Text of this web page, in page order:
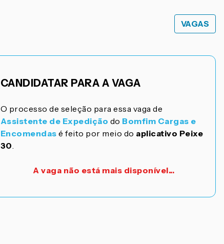
VAGAS
CANDIDATAR PARA A VAGA
O processo de seleção para essa vaga de
Assistente de Expedição do Bomfim Cargas e
Encomendas é feito por meio do aplicativo Peixe
30.
A vaga não está mais disponível...